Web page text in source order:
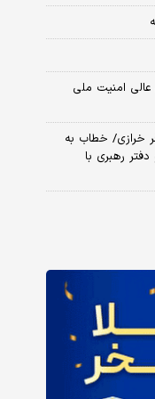
‌عالی امنیت ملی
خرازی/ خطاب به
رهبری با